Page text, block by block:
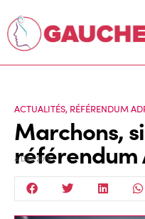
ACTUALITÉS, RÉFÉRENDUM
Marchons,
référendum
4 Déc 2019